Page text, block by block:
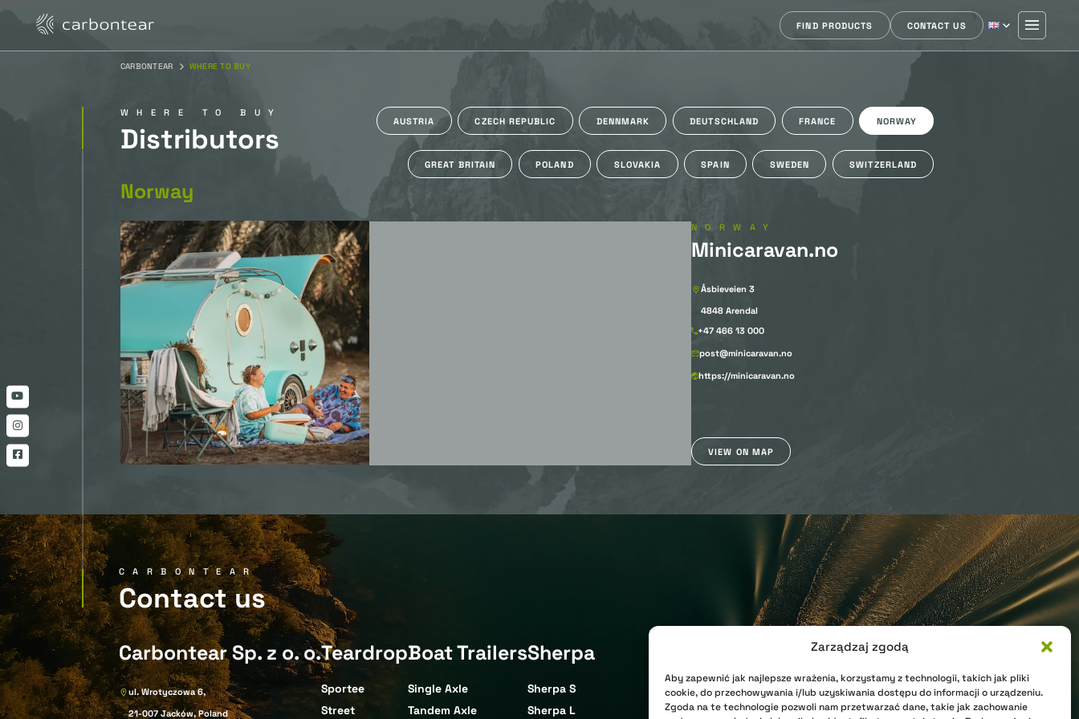
Zarządzaj zgodą
Aby zapewnić jak najlepsze wrażenia, korzystamy z technologii, takich jak pliki
cookie, do przechowywania i/lub uzyskiwania dostępu do informacji o urządzeniu.
Zgoda na te technologie pozwoli nam przetwarzać dane, takie jak zachowanie
FIND PRODUCTS CONTACT US
CARBONTEAR WHERE TO BUY
WHERE TO BUY
Distributors
AUSTRIA CZECH REPUBLIC DENNMARK DEUTSCHLAND FRANCE NORWAY
GREAT BRITAIN POLAND SLOVAKIA SPAIN SWEDEN SWITZERLAND
Norway
NORWAY
Minicaravan.no
Åsbieveien 3
4848 Arendal
+47 466 13 000
post@minicaravan.no
https://minicaravan.no
VIEW ON MAP
CARBONTEAR
Contact us
Carbontear Sp. z o. o.
ul. Wrotyczowa 6,
21-007 Jacków, Poland
Teardrop
Sportee
Street
Boat Trailers
Single Axle
Tandem Axle
Sherpa
Sherpa S
Sherpa L